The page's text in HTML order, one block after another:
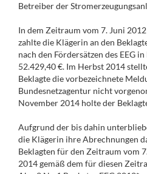
Betreiber der
In dem Zeitraum vom 7. Juni
zahlte die Klägerin an den
nach den Fördersätzen des EEG
52.429,40 €. Im Herbst 2014
Beklagte die vorbezeichnete
Bundesnetzagentur nicht
November 2014 holte der
Aufgrund der bis dahin
die Klägerin ihre Abrechnungen
Beklagten für den Zeitraum vom
2014 gemäß dem für diesen